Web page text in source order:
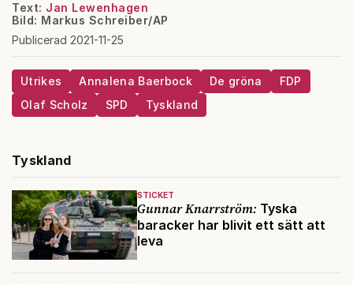
Text: Jan Lewenhagen
Bild: Markus Schreiber/AP
Publicerad 2021-11-25
Utrikes Annalena Baerbock De gröna
FDP
Olaf Scholz
SPD Tyskland
Tyskland
STICKET
Gunnar Knarrström: Tyska
baracker har blivit ett sätt att
leva